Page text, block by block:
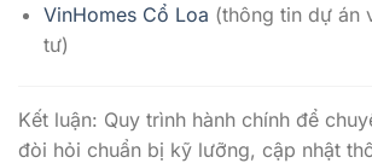
VinHomes Cổ Loa (thông tin dự án
tư)
Kết luận: Quy trình hành chính để
đòi hỏi chuẩn bị kỹ lưỡng, cập nhật